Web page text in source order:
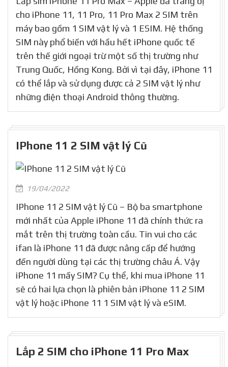
cho iPhone 11, 11 Pro, 11 Pro Max 2 SIM trên
máy bao gồm 1 SIM vật lý và 1 ESIM. Hệ thống
SIM này phổ biến với hầu hết iPhone quốc tế
trên thế giới ngoại trừ một số thị trường như
Trung Quốc, Hồng Kong. Bởi vì tại đây, iPhone 11
có thể lắp và sử dụng được cả 2 SIM vật lý như
những điện thoại Android thông thường.
IPhone 11 2 SIM vật lý Cũ
19/04/2022
IPhone 11 2 SIM vật lý Cũ – Bộ ba smartphone
mới nhất của Apple iPhone 11 đã chính thức ra
mắt trên thị trường toàn cầu. Tin vui cho các
ifan là iPhone 11 đã được nâng cấp để hướng
đến người dùng tại các thị trường châu Á. Vậy
iPhone 11 mấy SIM? Cụ thể, khi mua iPhone 11
sẽ có hai lựa chọn là phiên bản iPhone 11 2 SIM
vật lý hoặc iPhone 11 1 SIM vật lý và eSIM.
Lắp 2 SIM cho iPhone 11 Pro Max